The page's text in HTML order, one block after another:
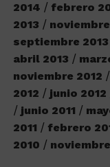
2014
febrero
2013
septiembre 2013
abril 2013
noviembre 2012
2012
junio 2012
junio 2011
2011
febrero
2010